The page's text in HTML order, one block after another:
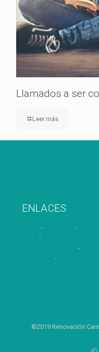
Llamados a ser
Leer más
ENLACES
- -
-
-
-
©2019 Renovación